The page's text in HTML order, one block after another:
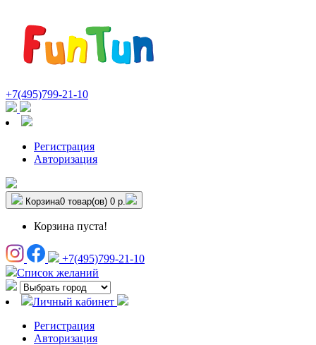
+7(495)799-21-10
Регистрация
Авторизация
Корзина0 товар(ов) 0 р.
Корзина пуста!
+7(495)799-21-10
Список желаний
Личный кабинет
Регистрация
Авторизация